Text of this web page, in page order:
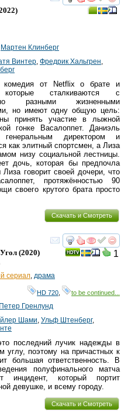
смотреть
Мартен Клинберг
Винтер, Фредрик Хальгрен,
комедия от Netflix о брате и
сталкиваются с
разными жизненными
но имеют одну общую цель:
принять участие в лыжной
гонке Васалоппет. Даниэль
генеральным директором и
как элитный спортсмен, а Лиза
низу социальной лестницы.
дочь, которая бы предпочла
говорит своей дочери, что
протяжённостью 90
своего крутого брата просто
Скачать и Смотреть
смотреть
1
(2020)
сериал, драма
HD 720 to be continued...
Петер Гренлунд
Шами, Ульф Штенберг,
последний лучик надежды в
углу, поэтому на причастных к
большая ответственность. В
полуфинального матча
инцидент, который портит
девушке, и всему городу.
Скачать и Смотреть